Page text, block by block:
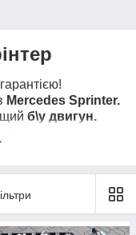
Mercedes Sprinter.
б\у двигун.
до
попитом в